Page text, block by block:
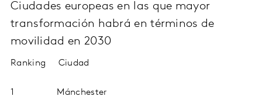
Ciudades europeas en las que mayor
transformación habrá en términos de
movilidad en 2030
Ranking Ciudad
1 Mánchester